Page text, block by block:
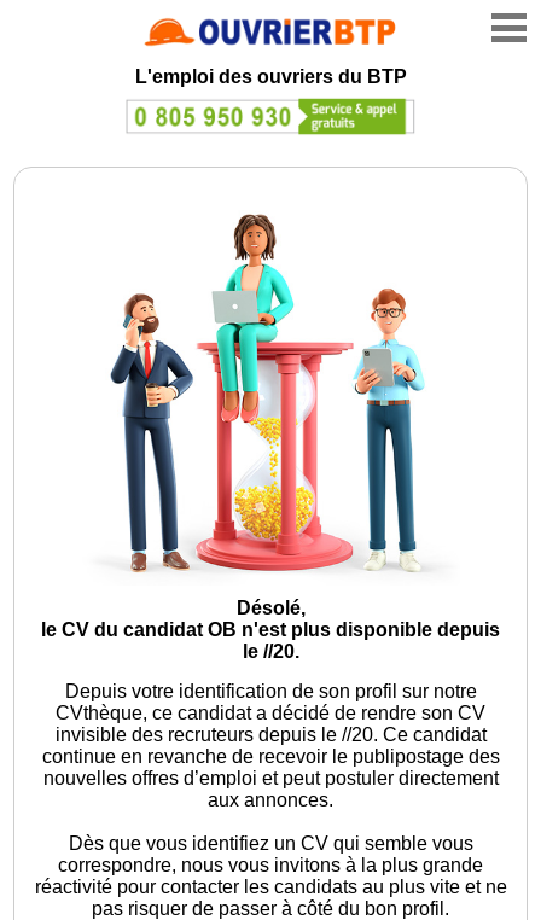
L'emploi des ouvriers du BTP
Désolé,
le CV du candidat OB n'est plus disponible depuis
le //20.
Depuis votre identification de son profil sur notre
CVthèque, ce candidat a décidé de rendre son CV
invisible des recruteurs depuis le //20. Ce candidat
continue en revanche de recevoir le publipostage des
nouvelles offres d’emploi et peut postuler directement
aux annonces.
Dès que vous identifiez un CV qui semble vous
correspondre, nous vous invitons à la plus grande
réactivité pour contacter les candidats au plus vite et ne
pas risquer de passer à côté du bon profil.